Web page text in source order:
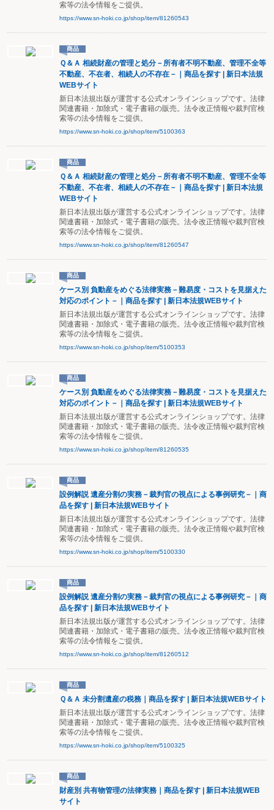
索等の法令情報をご提供。
https://www.sn-hoki.co.jp/shop/item/81260543
商品
Ｑ＆Ａ 相続財産の管理と処分－所有者不明不動産、管理不全等
不動産、不在者、相続人の不存在－｜商品を探す | 新日本法規
WEBサイト
新日本法規出版が運営する公式オンラインショップです。法律
関連書籍・加除式・電子書籍の販売。法令改正情報や裁判官検
索等の法令情報をご提供。
https://www.sn-hoki.co.jp/shop/item/5100363
商品
Ｑ＆Ａ 相続財産の管理と処分－所有者不明不動産、管理不全等
不動産、不在者、相続人の不存在－｜商品を探す | 新日本法規
WEBサイト
新日本法規出版が運営する公式オンラインショップです。法律
関連書籍・加除式・電子書籍の販売。法令改正情報や裁判官検
索等の法令情報をご提供。
https://www.sn-hoki.co.jp/shop/item/81260547
商品
ケース別 負動産をめぐる法律実務－難易度・コストを見据えた
対応のポイント－｜商品を探す | 新日本法規WEBサイト
新日本法規出版が運営する公式オンラインショップです。法律
関連書籍・加除式・電子書籍の販売。法令改正情報や裁判官検
索等の法令情報をご提供。
https://www.sn-hoki.co.jp/shop/item/5100353
商品
ケース別 負動産をめぐる法律実務－難易度・コストを見据えた
対応のポイント－｜商品を探す | 新日本法規WEBサイト
新日本法規出版が運営する公式オンラインショップです。法律
関連書籍・加除式・電子書籍の販売。法令改正情報や裁判官検
索等の法令情報をご提供。
https://www.sn-hoki.co.jp/shop/item/81260535
商品
設例解説 遺産分割の実務－裁判官の視点による事例研究－｜商
品を探す | 新日本法規WEBサイト
新日本法規出版が運営する公式オンラインショップです。法律
関連書籍・加除式・電子書籍の販売。法令改正情報や裁判官検
索等の法令情報をご提供。
https://www.sn-hoki.co.jp/shop/item/5100330
商品
設例解説 遺産分割の実務－裁判官の視点による事例研究－｜商
品を探す | 新日本法規WEBサイト
新日本法規出版が運営する公式オンラインショップです。法律
関連書籍・加除式・電子書籍の販売。法令改正情報や裁判官検
索等の法令情報をご提供。
https://www.sn-hoki.co.jp/shop/item/81260512
商品
Ｑ＆Ａ 未分割遺産の税務｜商品を探す | 新日本法規WEBサイト
新日本法規出版が運営する公式オンラインショップです。法律
関連書籍・加除式・電子書籍の販売。法令改正情報や裁判官検
索等の法令情報をご提供。
https://www.sn-hoki.co.jp/shop/item/5100325
商品
財産別 共有物管理の法律実務｜商品を探す | 新日本法規WEB
サイト